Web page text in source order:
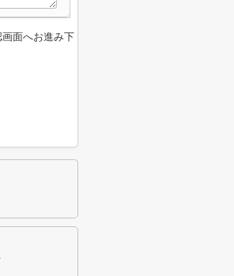
面へお進み下